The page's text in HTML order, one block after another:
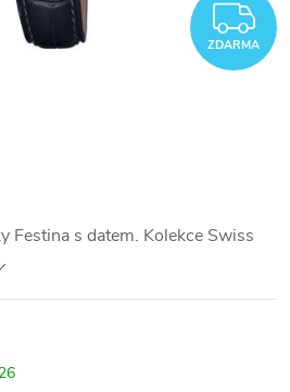
ZDARMA
Festina s datem. Kolekce Swiss